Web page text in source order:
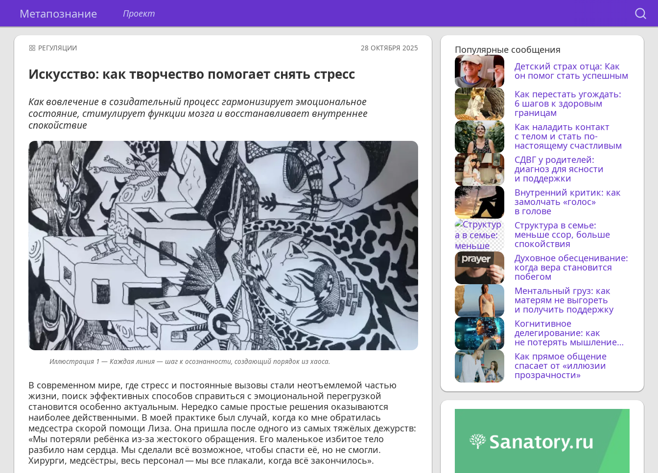
Метапознание Проект
РЕГУЛЯЦИИ 28 ОКТЯБРЯ 2025
Искусство: как творчество помогает снять стресс
Как вовлечение в созидательный процесс гармонизирует эмоциональное
состояние, стимулирует функции мозга и восстанавливает внутреннее
спокойствие
Каждая линия — шаг к осознанности, создающий порядок из хаоса.
В современном мире, где стресс и постоянные вызовы стали неотъемлемой частью
жизни, поиск эффективных способов справиться с эмоциональной перегрузкой
становится особенно актуальным. Нередко самые простые решения оказываются
наиболее действенными. В моей практике был случай, когда ко мне обратилась
медсестра скорой помощи Лиза. Она пришла после одного из самых тяжёлых дежурств:
«Мы потеряли ребёнка из-за жестокого обращения. Его маленькое избитое тело
разбило нам сердца. Мы сделали всё возможное, чтобы спасти её, но не смогли.
Хирурги, медсёстры, весь персонал — мы все плакали, когда всё закончилось».
Популярные сообщения
Детский страх отца: Как
он помог стать успешным
Как перестать угождать:
6 шагов к здоровым
границам
Как наладить контакт
с телом и стать по-
настоящему счастливым
СДВГ у родителей:
диагноз для ясности
и поддержки
Внутренний критик: как
замолчать «голос»
в голове
Структура в семье:
меньше ссор, больше
спокойствия
Духовное обесценивание:
когда вера становится
побегом
Ментальный груз: как
матерям не выгореть
и получить поддержку
Когнитивное
делегирование: как
не потерять мышление
с ИИ
Как прямое общение
спасает от «иллюзии
прозрачности»